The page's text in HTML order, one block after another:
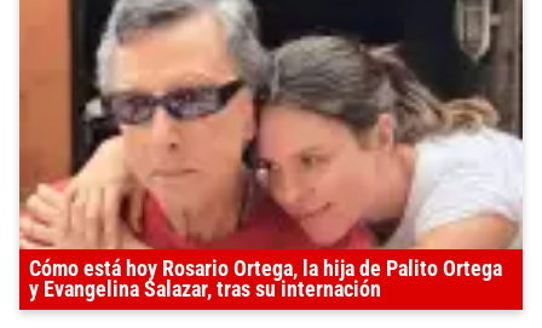
Cómo está hoy Rosario Ortega, la hija de Palito Ortega
y Evangelina Salazar, tras su internación